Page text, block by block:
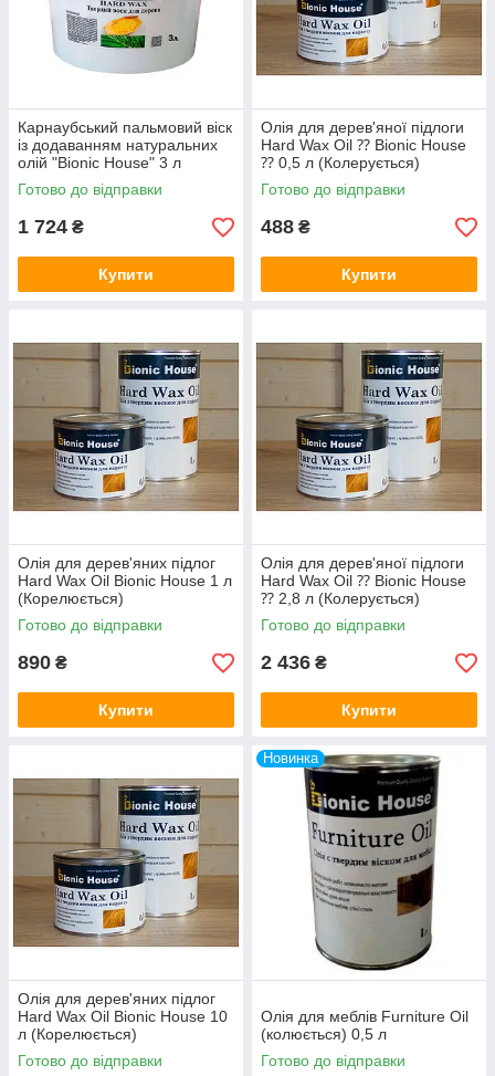
Карнаубський пальмовий віск
із додаванням натуральних
олій "Bionic House" 3 л
Готово до відправки
1 724 ₴
Купити
Олія для дерев'яної підлоги
Hard Wax Oil ⁇ Bionic House
⁇ 0,5 л (Колерується)
Готово до відправки
488 ₴
Купити
Олія для дерев'яних підлог
Hard Wax Oil Bionic House 1 л
(Корелюється)
Готово до відправки
890 ₴
Купити
Олія для дерев'яної підлоги
Hard Wax Oil ⁇ Bionic House
⁇ 2,8 л (Колерується)
Готово до відправки
2 436 ₴
Купити
Олія для дерев'яних підлог
Hard Wax Oil Bionic House 10
л (Корелюється)
Готово до відправки
Новинка
Олія для меблів Furniture Oil
(колюється) 0,5 л
Готово до відправки